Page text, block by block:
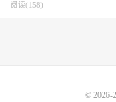
阅读(158)
© 2026-